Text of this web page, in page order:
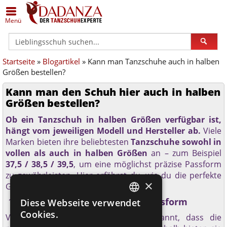
Menü
Zurück
Alle Damenschuhe
Geschlossene Schuhe
Offene Schuhe
Gymnastik / Jazz
Gardestiefel
Orgelschuhe
Steppschuhe
Zurück
Schuhe in Silber
Schuhe in Bronze/Kupfer
Schuhe in Schwarz
Schuhe - schmal
Schuhe - weit
Schuhe Hallux geeignet
Schuhe flach
Zurück
Anna Kern
Bleyer
Bloch
Dancin Milano
Diamant
Edward Moore
ExclusiveDanceShoes
Zurück
Alle Herrenschuhe
Klassische Herrenschuhe
Sneaker
Gymnastik- / Jazzschuhe
Gardestiefel
Orgelschuhe
Steppschuhe
Zurück
Schuhe in Übergrößen
Schuhe (breit)
Schuhe (schmal)
Einlagengeeignet
Zurück
Dance Art
Diamant
Merlet
Portdance
Rumpf
TopTanz
Werner Kern
Startseite » Blogartikel » Kann man Tanzschuhe auch in halben
Größen bestellen?
Kann man den Schuh hier auch in halben
Größen bestellen?
Ob ein Tanzschuh in halben Größen verfügbar ist,
hängt vom jeweiligen Modell und Hersteller ab. Viele
Marken bieten ihre beliebtesten Tanzschuhe sowohl in
vollen als auch in halben Größen an – zum Beispiel
37,5 / 38,5 / 39,5, um eine möglichst präzise Passform
zu gewährleisten. Hier erfährst du, wie du die perfekte
Größe findest.
1. Halbe Größen für optimale Passform
Viele Tanzschuh-Hersteller haben erkannt, dass die
GERMAN
×
Diese Webseite verwendet
Cookies.